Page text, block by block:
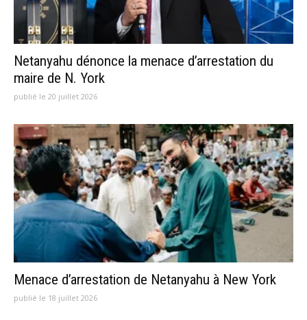
Netanyahu dénonce la menace d’arrestation du
maire de N. York
publié le 20 juillet 2026
Menace d’arrestation de Netanyahu à New York
publié le 18 juillet 2026